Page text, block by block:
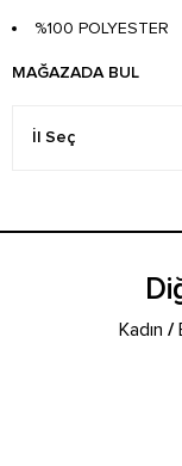
%100 POLYESTER
MAĞAZADA BUL
Kadın /